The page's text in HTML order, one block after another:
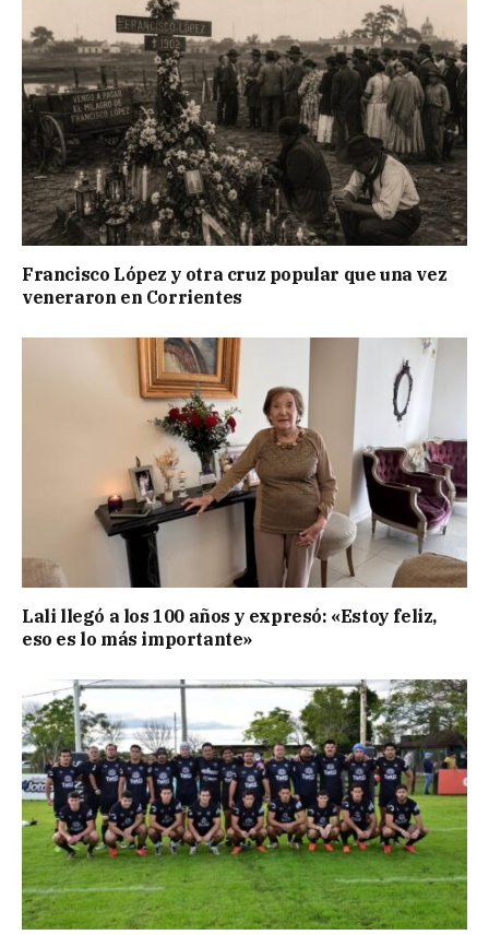
Francisco López y otra cruz popular que una vez
veneraron en Corrientes
Lali llegó a los 100 años y expresó: «Estoy feliz,
eso es lo más importante»